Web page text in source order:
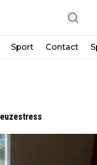
Sport Contact